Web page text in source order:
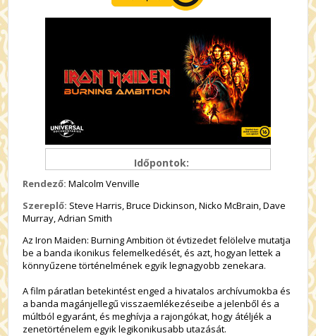
Időpontok:
Rendező: Malcolm Venville
Szereplő: Steve Harris, Bruce Dickinson, Nicko McBrain, Dave
Murray, Adrian Smith
Az Iron Maiden: Burning Ambition öt évtizedet felölelve mutatja
be a banda ikonikus felemelkedését, és azt, hogyan lettek a
könnyűzene történelmének egyik legnagyobb zenekara.
A film páratlan betekintést enged a hivatalos archívumokba és
a banda magánjellegű visszaemlékezéseibe a jelenből és a
múltból egyaránt, és meghívja a rajongókat, hogy átéljék a
zenetörténelem egyik legikonikusabb utazását.